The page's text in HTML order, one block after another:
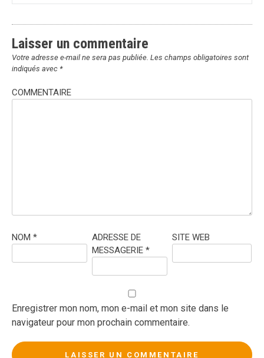
Laisser un commentaire
Votre adresse e-mail ne sera pas publiée. Les champs obligatoires sont
indiqués avec *
COMMENTAIRE
NOM *
ADRESSE DE
MESSAGERIE *
SITE WEB
Enregistrer mon nom, mon e-mail et mon site dans le
navigateur pour mon prochain commentaire.